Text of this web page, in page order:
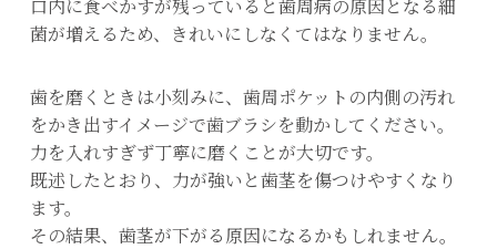
口内に食べかすが残っていると歯周病の原因となる細
菌が増えるため、きれいにしなくてはなりません。
歯を磨くときは小刻みに、歯周ポケットの内側の汚れ
をかき出すイメージで歯ブラシを動かしてください。
力を入れすぎず丁寧に磨くことが大切です。
既述したとおり、力が強いと歯茎を傷つけやすくなり
ます。
その結果、歯茎が下がる原因になるかもしれません。